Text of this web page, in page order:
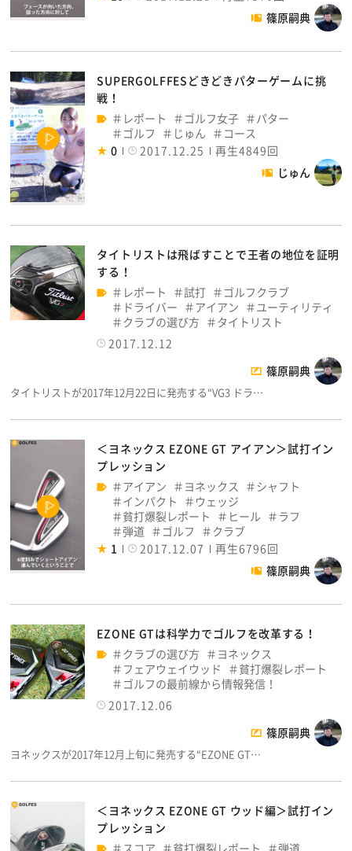
篠原嗣典
SUPERGOLFFESどきどきパターゲームに挑
戦！
レポート
ゴルフ女子
パター
ゴルフ
じゅん
コース
0
2017.12.25
再生4849回
じゅん
タイトリストは飛ばすことで王者の地位を証明
する！
レポート
試打
ゴルフクラブ
ドライバー
アイアン
ユーティリティ
クラブの選び方
タイトリスト
2017.12.12
篠原嗣典
タイトリストが2017年12月22日に発売する“VG3 ドラ…
＜ヨネックス EZONE GT アイアン＞試打イン
プレッション
アイアン
ヨネックス
シャフト
インパクト
ウェッジ
貧打爆裂レポート
ヒール
ラフ
弾道
ゴルフ
クラブ
1
2017.12.07
再生6796回
篠原嗣典
EZONE GTは科学力でゴルフを改革する！
クラブの選び方
ヨネックス
フェアウェイウッド
貧打爆裂レポート
ゴルフの最前線から情報発信！
2017.12.06
篠原嗣典
ヨネックスが2017年12月上旬に発売する“EZONE GT…
＜ヨネックス EZONE GT ウッド編＞試打イン
プレッション
スコア
貧打爆裂レポート 弾道